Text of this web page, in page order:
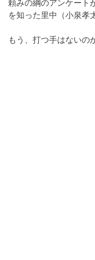
頼みの綱のアンケート
を知った里中（小泉孝
もう、打つ手はないの